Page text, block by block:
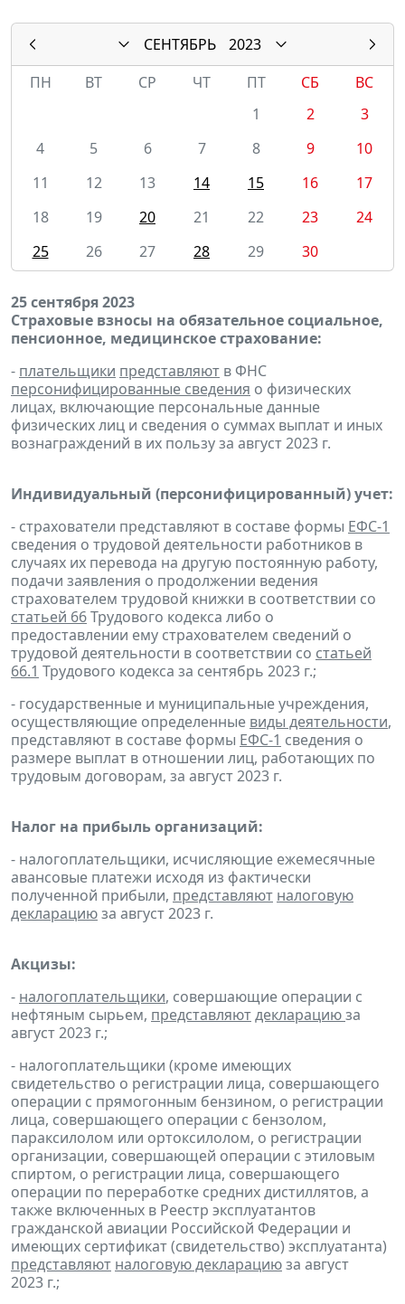
СЕНТЯБРЬ
2023
ПН
ВТ СР ЧТ ПТ СБ
ВС
1
2
3
4
5 6 7 8 9
10
11
12 13 14 15 16
17
18
19 20 21 22 23
24
25
26 27 28 29 30
25 сентября 2023
Страховые взносы на обязательное социальное,
пенсионное, медицинское страхование:
- плательщики представляют в ФНС
персонифицированные сведения о физических
лицах, включающие персональные данные
физических лиц и сведения о суммах выплат и иных
вознаграждений в их пользу за август 2023 г.
Индивидуальный (персонифицированный) учет:
- страхователи представляют в составе формы ЕФС-1
сведения о трудовой деятельности работников в
случаях их перевода на другую постоянную работу,
подачи заявления о продолжении ведения
страхователем трудовой книжки в соответствии со
статьей 66Трудового кодекса либо о
предоставлении ему страхователем сведений о
трудовой деятельности в соответствии со статьей
66.1 Трудового кодекса за сентябрь 2023 г.;
- государственные и муниципальные учреждения,
осуществляющие определенные виды деятельности,
представляют в составе формы ЕФС-1 сведения о
размере выплат в отношении лиц, работающих по
трудовым договорам, за август 2023 г.
Налог на прибыль организаций:
- налогоплательщики, исчисляющие ежемесячные
авансовые платежи исходя из фактически
полученной прибыли, представляют налоговую
декларациюза август 2023 г.
Акцизы:
- налогоплательщики, совершающие операции с
нефтяным сырьем, представляютдекларациюза
август 2023 г.;
- налогоплательщики (кроме имеющих
свидетельство о регистрации лица, совершающего
операции с прямогонным бензином, о регистрации
лица, совершающего операции с бензолом,
параксилолом или ортоксилолом, о регистрации
организации, совершающей операции с этиловым
спиртом, о регистрации лица, совершающего
операции по переработке средних дистиллятов, а
также включенных в Реестр эксплуатантов
гражданской авиации Российской Федерации и
имеющих сертификат (свидетельство) эксплуатанта)
представляют налоговую декларациюза август
2023 г.;